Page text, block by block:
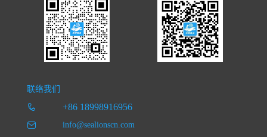
联络我们
+86 18998916956
info@sealionscn.com